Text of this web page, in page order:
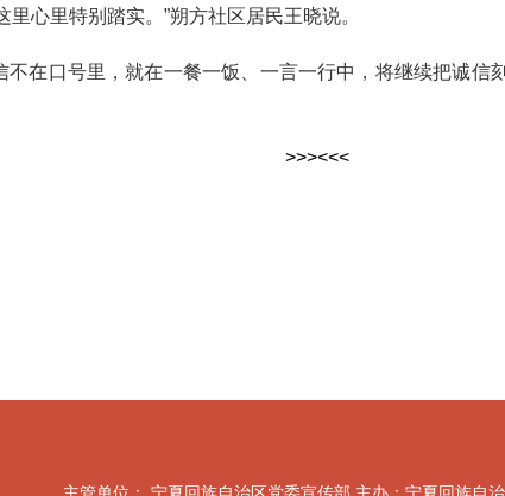
心里特别踏实。”朔方社区居民王晓说。
口号里，就在一餐一饭、一言一行中，将继续把诚信
>>><<<